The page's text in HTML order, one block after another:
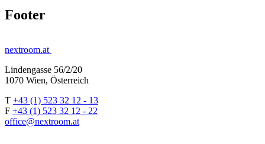
Footer
nextroom.at
Lindengasse 56/2/20
1070 Wien, Österreich
T +43 (1) 523 32 12 - 13
F +43 (1) 523 32 12 - 22
office@nextroom.at